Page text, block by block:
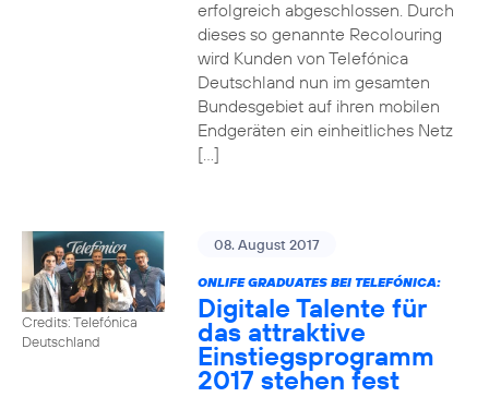
erfolgreich abgeschlossen. Durch
dieses so genannte Recolouring
wird Kunden von Telefónica
Deutschland nun im gesamten
Bundesgebiet auf ihren mobilen
Endgeräten ein einheitliches Netz
[…]
Credits: Telefónica
Deutschland
08. August 2017
ONLIFE GRADUATES BEI TELEFÓNICA:
Digitale Talente für
das attraktive
Einstiegsprogramm
2017 stehen fest